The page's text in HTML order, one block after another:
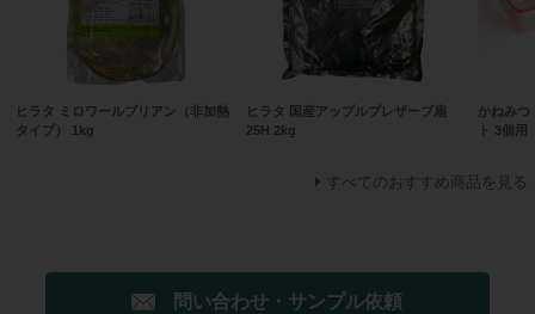
ヒラタ ミロワールブリアン（非加熱
タイプ） 1kg
ヒラタ 国産アップルプレザーブ扇
25H 2kg
かねみつ
ト 3個用
すべてのおすすめ商品を見る
問い合わせ・サンプル依頼